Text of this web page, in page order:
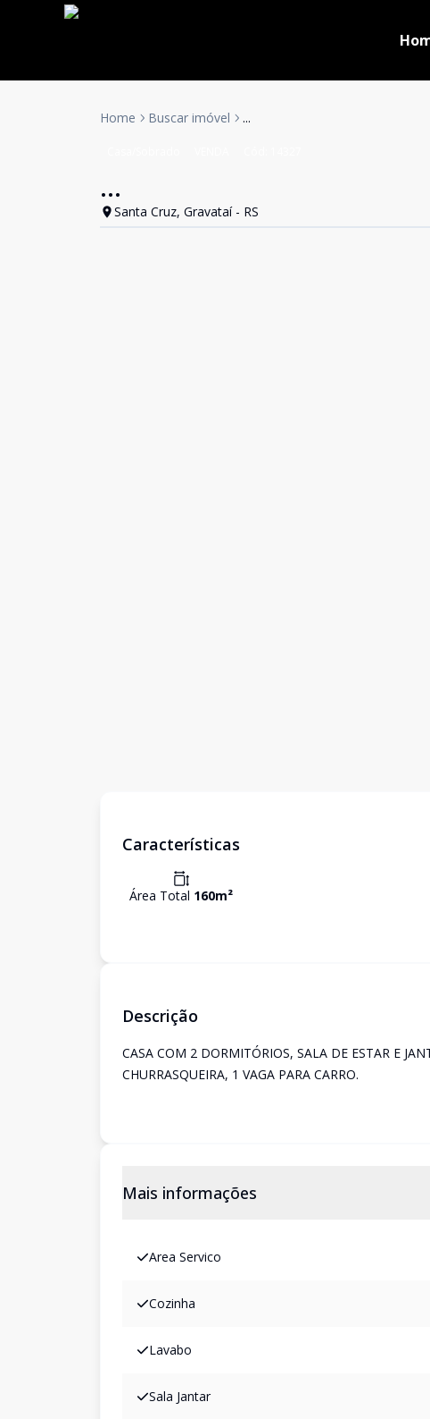
Home Buscar imóvel ...
...
Santa Cruz, Gravataí - RS
Características
Área Total 160m²
Descrição
CASA COM 2 DORMITÓRIOS, SALA DE ESTAR E
CHURRASQUEIRA, 1 VAGA PARA CARRO.
Mais informações
Area Servico
Cozinha
Lavabo
Sala Jantar